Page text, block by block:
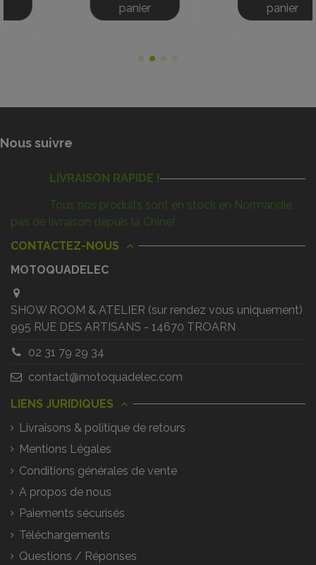
panier
panier
Nous suivre
LIVRAISON RAPIDE !
Tous nos produits sont en stock en Normandie,
pas de livraison depuis la Chine!
CONTACTEZ-NOUS
MOTOQUADELEC
SHOW ROOM & ATELIER (sur rendez vous uniquement)
995 RUE DES ARTISANS - 14670 TROARN
02 31 79 29 34
contact@motoquadelec.com
LIENS JURIDIQUES
Livraisons & politique de retours
Mentions Légales
Conditions générales de vente
A propos de nous
Paiements sécurisés
Téléchargements
Questions / Réponses